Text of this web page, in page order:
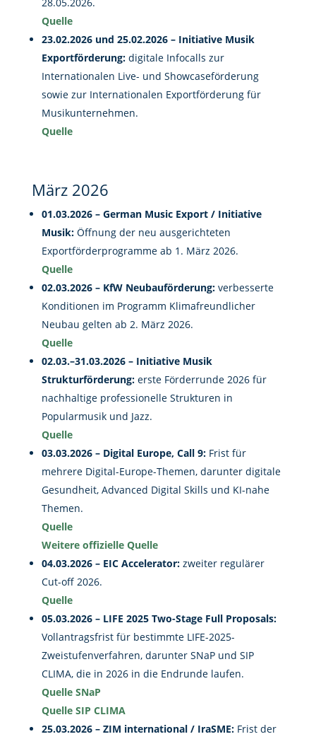
Quelle
23.02.2026 und 25.02.2026 – Initiative Musik
Exportförderung:digitale Infocalls zur
Internationalen Live- und Showcaseförderung
sowie zur Internationalen Exportförderung für
Musikunternehmen.
Quelle
März 2026
01.03.2026 – German Music Export / Initiative
Musik:Öffnung der neu ausgerichteten
Exportförderprogramme ab 1. März 2026.
Quelle
02.03.2026 – KfW Neubauförderung:verbesserte
Konditionen im Programm Klimafreundlicher
Neubau gelten ab 2. März 2026.
Quelle
02.03.–31.03.2026 – Initiative Musik
Strukturförderung:erste Förderrunde 2026 für
nachhaltige professionelle Strukturen in
Popularmusik und Jazz.
Quelle
03.03.2026 – Digital Europe, Call 9:Frist für
mehrere Digital-Europe-Themen, darunter digitale
Gesundheit, Advanced Digital Skills und KI-nahe
Themen.
Quelle
Weitere offizielle Quelle
04.03.2026 – EIC Accelerator:zweiter regulärer
Cut-off 2026.
Quelle
05.03.2026 – LIFE 2025 Two-Stage Full Proposals:
Vollantragsfrist für bestimmte LIFE-2025-
Zweistufenverfahren, darunter SNaP und SIP
CLIMA, die in 2026 in die Endrunde laufen.
Quelle SNaP
Quelle SIP CLIMA
25.03.2026 – ZIM international / IraSME:Frist der